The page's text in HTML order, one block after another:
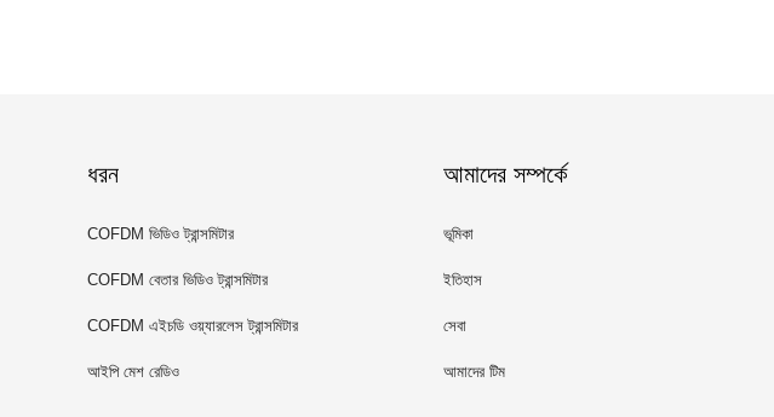
ধরন
COFDM ভিডিও ট্রান্সমিটার
COFDM বেতার ভিডিও ট্রান্সমিটার
COFDM এইচডি ওয়্যারলেস ট্রান্সমিটার
আইপি মেশ রেডিও
আমাদের সম্পর্কে
ভূমিকা
ইতিহাস
সেবা
আমাদের টিম